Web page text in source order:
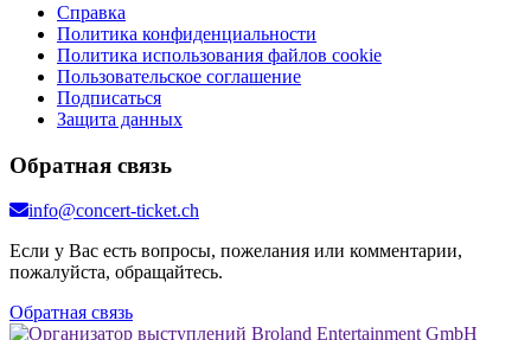
Справка
Политика конфиденциальности
Политика использования файлов cookie
Пользовательское соглашение
Подписаться
Защита данных
Обратная связь
info@concert-ticket.ch
Если у Вас есть вопросы, пожелания или комментарии,
пожалуйста, обращайтесь.
Обратная связь